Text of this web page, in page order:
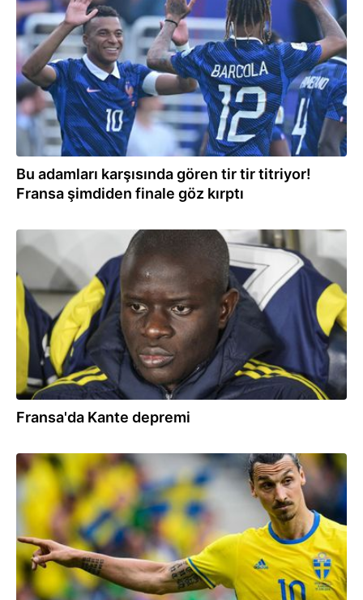
01.07.2026
Bu adamları karşısında gören tir tir titriyor!
Fransa şimdiden finale göz kırptı
Fransa'da Kante depremi
26.06.2026